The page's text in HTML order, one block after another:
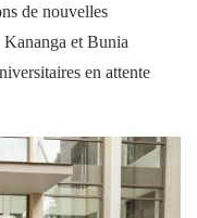
de nouvelles
Kananga et Bunia
en attente